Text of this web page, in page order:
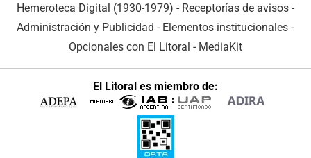
Hemeroteca Digital (1930-1979) - Receptorías de avisos -
Administración y Publicidad - Elementos institucionales -
Opcionales con El Litoral - MediaKit
El Litoral es miembro de: